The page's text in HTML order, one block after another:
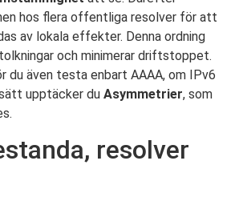
hos flera offentliga resolver för att
av lokala effekter. Denna ordning
och minimerar driftstoppet.
du även testa enbart AAAA, om IPv6
upptäcker du Asymmetrier, som
resolver